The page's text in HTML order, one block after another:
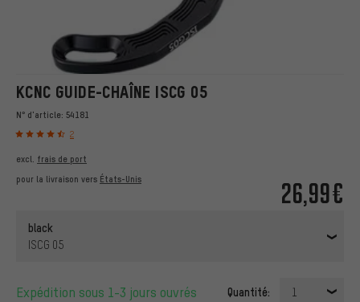
KCNC GUIDE-CHAÎNE ISCG 05
N° d'article: 54181
2
26,99€
excl. frais de port
pour la livraison vers États-Unis
black
ISCG 05
Expédition sous 1-3 jours ouvrés Quantité: 1